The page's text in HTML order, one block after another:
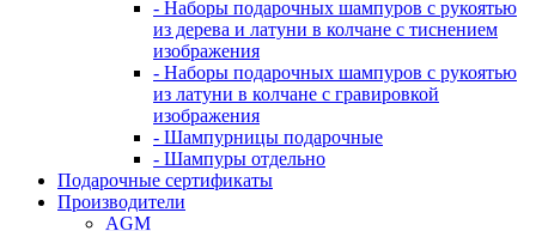
- Наборы подарочных шампуров с рукоятью
из дерева и латуни в колчане с тиснением
изображения
- Наборы подарочных шампуров с рукоятью
из латуни в колчане с гравировкой
изображения
- Шампурницы подарочные
- Шампуры отдельно
Подарочные сертификаты
Производители
AGM